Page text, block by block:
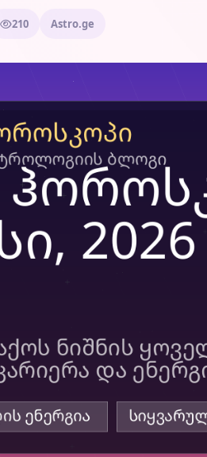
210 Astro.ge